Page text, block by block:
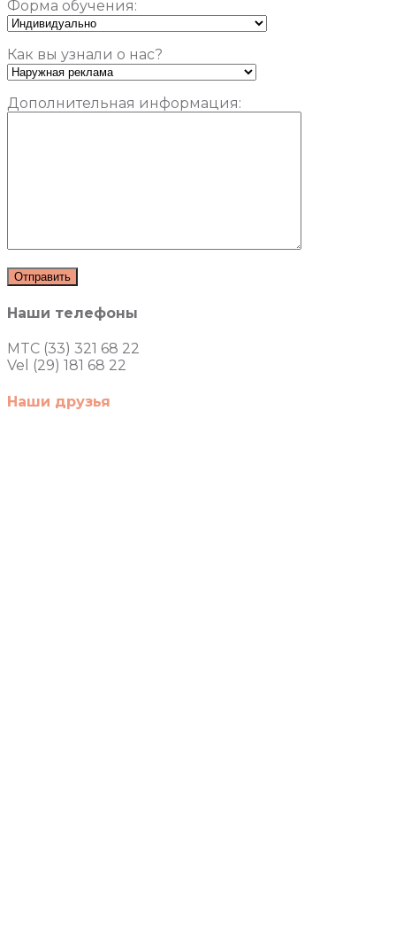
Форма обучения:
Как вы узнали о нас?
Дополнительная информация:
Наши телефоны
MTC (33) 321 68 22
Vel (29) 181 68 22
Наши друзья